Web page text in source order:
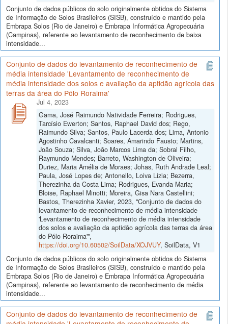
Conjunto de dados públicos do solo originalmente obtidos do Sistema
de Informação de Solos Brasileiros (SISB), construído e mantido pela
Embrapa Solos (Rio de Janeiro) e Embrapa Informática Agropecuária
(Campinas), referente ao levantamento de reconhecimento de baixa
intensidade...
Conjunto de dados do levantamento de reconhecimento de
média intensidade 'Levantamento de reconhecimento de
média intensidade dos solos e avaliação da aptidão agrícola das
terras da área do Pólo Roraima'
Jul 4, 2023
Gama, José Raimundo Natividade Ferreira; Rodrigues,
Tarcísio Ewerton; Santos, Raphael David dos; Rego,
Raimundo Silva; Santos, Paulo Lacerda dos; Lima, Antonio
Agostinho Cavalcanti; Soares, Amarindo Fausto; Martins,
João Souza; Silva, João Marcos Lima da; Sobral Filho,
Raymundo Mendes; Barreto, Washington de Oliveira;
Duriez, Maria Amélia de Moraes; Johas, Ruth Andrade Leal;
Paula, José Lopes de; Antonello, Loiva Lizia; Bezerra,
Therezinha da Costa Lima; Rodrigues, Evanda Maria;
Bloise, Raphael Minotti; Moreira, Gisa Nara Castellini;
Bastos, Therezinha Xavier, 2023, "Conjunto de dados do
levantamento de reconhecimento de média intensidade
'Levantamento de reconhecimento de média intensidade
dos solos e avaliação da aptidão agrícola das terras da área
do Pólo Roraima'",
https://doi.org/10.60502/SoilData/XOJVUY, SoilData, V1
Conjunto de dados públicos do solo originalmente obtidos do Sistema
de Informação de Solos Brasileiros (SISB), construído e mantido pela
Embrapa Solos (Rio de Janeiro) e Embrapa Informática Agropecuária
(Campinas), referente ao levantamento de reconhecimento de média
intensidade...
Conjunto de dados do levantamento de reconhecimento de